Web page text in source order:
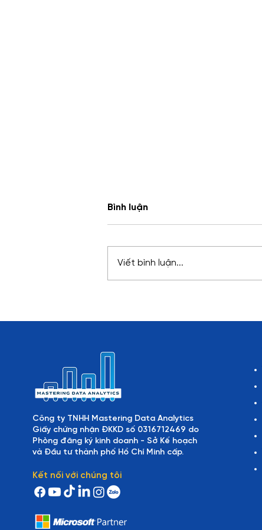
thật
Bình luận
Viết bình luận...
Công ty TNHH Mastering Data Analytics
Giấy chứng nhận ĐKKD số 0316712469 do
Phòng đăng ký kinh doanh - Sở Kế hoạch
và Đầu tư thành phố Hồ Chí Minh cấp.
Kết nối với chúng tôi